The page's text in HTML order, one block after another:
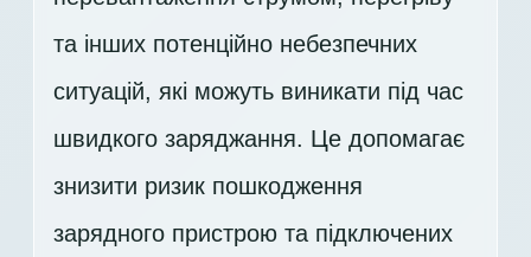
та інших потенційно небезпечних
ситуацій, які можуть виникати під час
швидкого заряджання. Це допомагає
знизити ризик пошкодження
зарядного пристрою та підключених